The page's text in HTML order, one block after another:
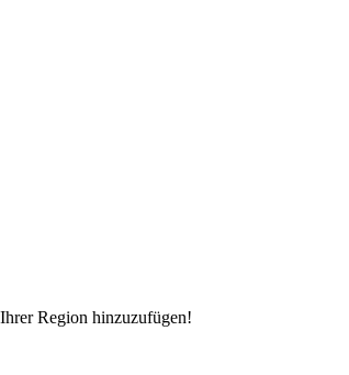
Region hinzuzufügen!